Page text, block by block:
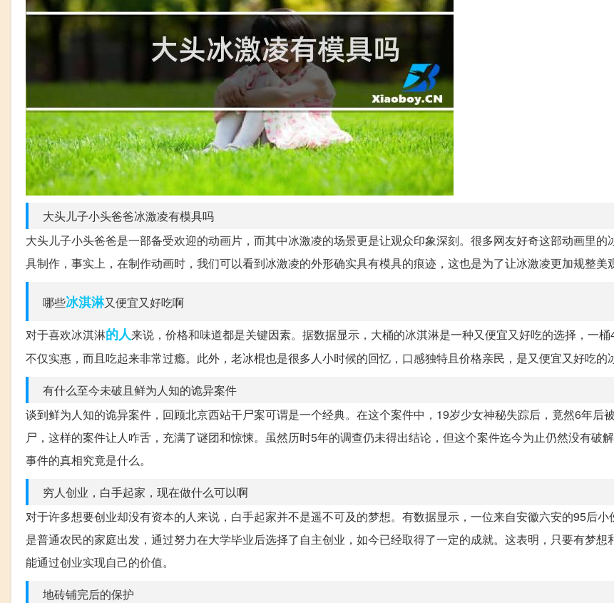
大头儿子小头爸爸冰激凌有模具吗
大头儿子小头爸爸是一部备受欢迎的动画片，而其中冰激凌的场景更是让观众印象深刻。很多网友好奇这部动画里的
具制作，事实上，在制作动画时，我们可以看到冰激凌的外形确实具有模具的痕迹，这也是为了让冰激凌更加规整美
哪些冰淇淋又便宜又好吃啊
对于喜欢冰淇淋的人来说，价格和味道都是关键因素。据数据显示，大桶的冰淇淋是一种又便宜又好吃的选择，一
不仅实惠，而且吃起来非常过瘾。此外，老冰棍也是很多人小时候的回忆，口感独特且价格亲民，是又便宜又好吃的
有什么至今未破且鲜为人知的诡异案件
谈到鲜为人知的诡异案件，回顾北京西站干尸案可谓是一个经典。在这个案件中，19岁少女神秘失踪后，竟然6年后
尸，这样的案件让人咋舌，充满了谜团和惊悚。虽然历时5年的调查仍未得出结论，但这个案件迄今为止仍然没有破
事件的真相究竟是什么。
穷人创业，白手起家，现在做什么可以啊
对于许多想要创业却没有资本的人来说，白手起家并不是遥不可及的梦想。有数据显示，一位来自安徽六安的95后小
是普通农民的家庭出发，通过努力在大学毕业后选择了自主创业，如今已经取得了一定的成就。这表明，只要有梦想
能通过创业实现自己的价值。
地砖铺完后的保护